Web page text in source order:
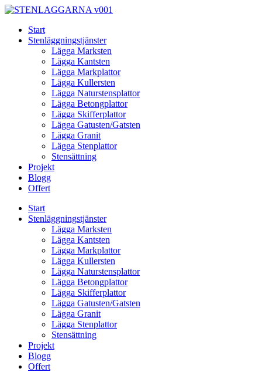
Skip
contentStart
Stenläggningstjänster
Lägga Marksten
Lägga Kantsten
Lägga Markplattor
Lägga Kullersten
Lägga Naturstensplattor
Lägga Betongplattor
Lägga Skifferplattor
Lägga Gatusten/Gatsten
Lägga Granit
Lägga Stenplattor
Stensättning
Projekt
Blogg
Offert
Start
Stenläggningstjänster
Lägga Marksten
Lägga Kantsten
Lägga Markplattor
Lägga Kullersten
Lägga Naturstensplattor
Lägga Betongplattor
Lägga Skifferplattor
Lägga Gatusten/Gatsten
Lägga Granit
Lägga Stenplattor
Stensättning
Projekt
Blogg
Offert